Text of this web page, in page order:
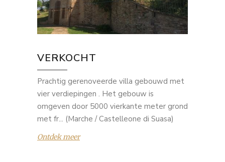
VERKOCHT
Prachtig gerenoveerde villa gebouwd met
vier verdiepingen . Het gebouw is
omgeven door 5000 vierkante meter grond
met fr... (Marche / Castelleone di Suasa)
Ontdek meer